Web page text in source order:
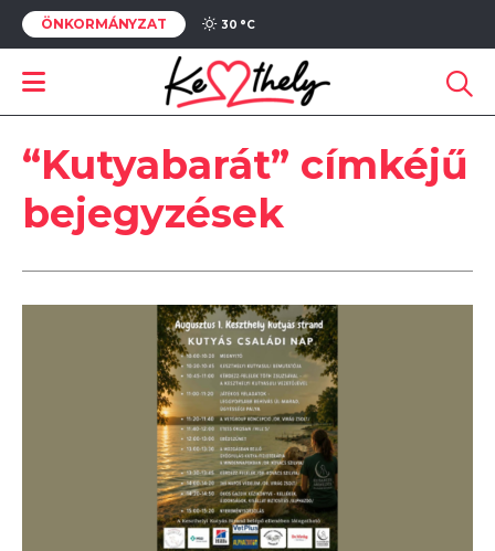
ÖNKORMÁNYZAT 30 °C
“Kutyabarát” címkéjű
bejegyzések